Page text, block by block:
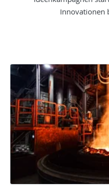
Innovationen